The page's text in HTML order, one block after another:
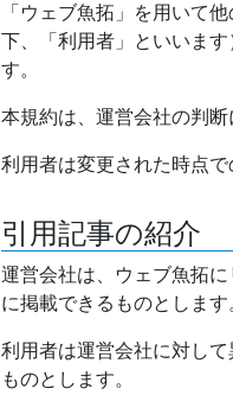
「ウェブ魚拓」を用いて
下、「利用者」といいま
す。
本規約は、運営会社の判
利用者は変更された時点
引用記事の紹介
運営会社は、ウェブ魚拓
に掲載できるものとします
利用者は運営会社に対し
ものとします。